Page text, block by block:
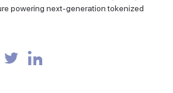
powering next-generation tokenized